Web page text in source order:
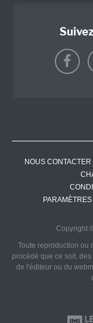
NOUS CONTACTER
Copyright
Toute reproduction ou
procédé que ce soit,
de l'éditeur ou du